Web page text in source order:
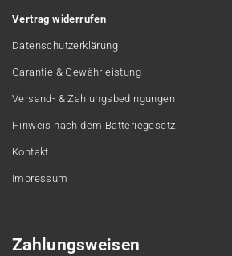
Vertrag widerrufen
Datenschutzerklärung
Garantie & Gewährleistung
Versand- & Zahlungsbedingungen
Hinweis nach dem Batteriegesetz
Kontakt
Impressum
Zahlungsweisen